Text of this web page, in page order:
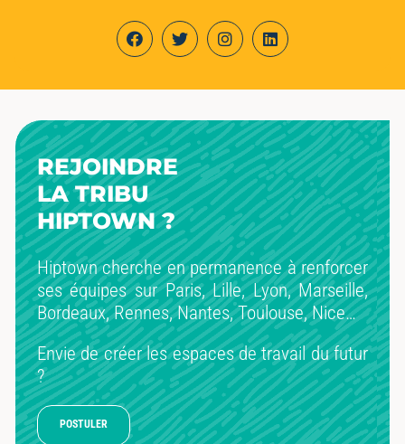
REJOINDRE
LA TRIBU
HIPTOWN ?
Hiptown cherche en permanence à renforcer
ses équipes sur Paris, Lille, Lyon, Marseille,
Bordeaux, Rennes, Nantes, Toulouse, Nice…
Envie de créer les espaces de travail du futur
?
POSTULER